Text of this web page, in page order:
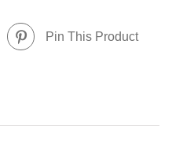
Pin This Product